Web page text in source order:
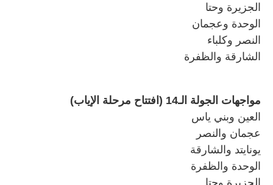
الجزيرة وحتا
الوحدة وعجمان
النصر وكلباء
الشارقة والظفرة
مواجهات الجولة الـ14 (افتتاح مرحلة الإياب)
العين وبني ياس
عجمان والنصر
يونايتد والشارقة
الوحدة والظفرة
الجزيرة وحتا